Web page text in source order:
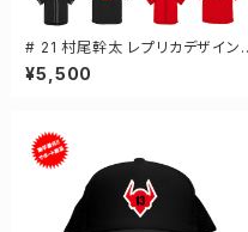
# 21 村尾幹太 レプリカデザイン
3カラー 選手還元 ベースボールシ
ャツ S-XXLサイズ 598201
¥5,500